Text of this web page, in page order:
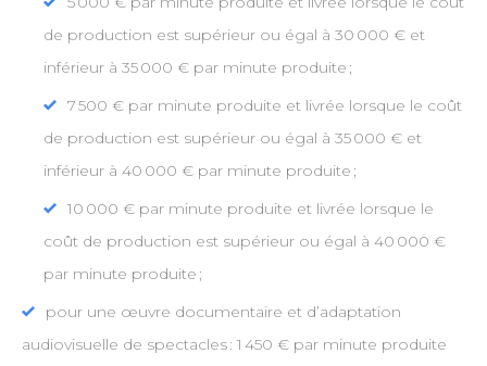
de production est supérieur ou égal à 30 000 € et
inférieur à 35 000 € par minute produite ;
7 500 € par minute produite et livrée lorsque le coût
de production est supérieur ou égal à 35 000 € et
inférieur à 40 000 € par minute produite ;
10 000 € par minute produite et livrée lorsque le
coût de production est supérieur ou égal à 40 000 €
par minute produite ;
pour une œuvre documentaire et d’adaptation
audiovisuelle de spectacles : 1 450 € par minute produite